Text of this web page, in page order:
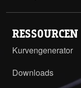
RESSOURCEN
Kurvengenerator
Downloads